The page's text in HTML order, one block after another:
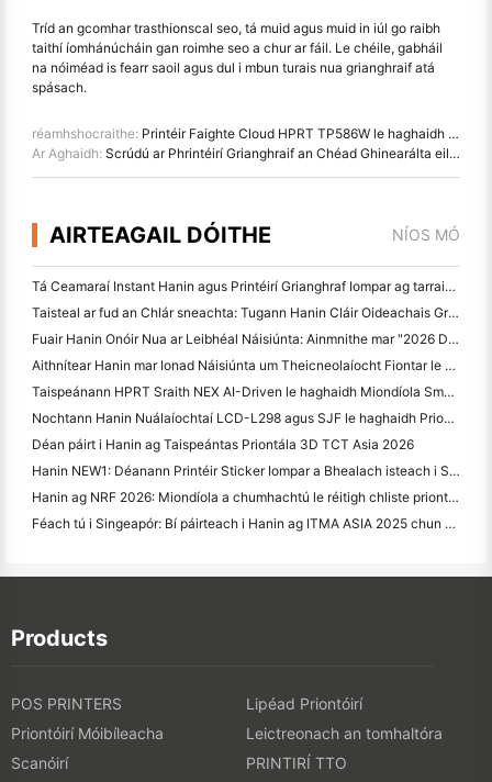
Tríd an gcomhar trasthionscal seo, tá muid agus muid in iúl go raibh
taithí íomhánúcháin gan roimhe seo a chur ar fáil. Le chéile, gabháil
na nóiméad is fearr saoil agus dul i mbun turais nua grianghraif atá
spásach.
réamhshocraithe: Printéir Faighte Cloud HPRT TP586W le haghaidh Orduithe Bia, Ar Fáil Anois!
Ar Aghaidh: Scrúdú ar Phrintéirí Grianghraif an Chéad Ghinearálta eile HPRT agus ar cheamaraí Láithreacha ag CES 2025
AIRTEAGAIL DÓITHE NÍOS MÓ
Tá Ceamaraí Instant Hanin agus Printéirí Grianghraf Iompar ag tarraingt spéis láidir ag IEAE Shenzhen 2026
Taisteal ar fud an Chlár sneachta: Tugann Hanin Cláir Oideachais Grianghrafadóireachta do Leanaí i Qamdo
Fuair Hanin Onóir Nua ar Leibhéal Náisiúnta: Ainmnithe mar "2026 Déanta sa tSín · Branda Iontaobhach ag Tomhaltóirí"
Aithnítear Hanin mar Ionad Náisiúnta um Theicneolaíocht Fiontar le haghaidh Ceannaireachta Nuálaíochta
Taispeánann HPRT Sraith NEX AI-Driven le haghaidh Miondíola Smart ag CHINASHOP 2026
Nochtann Hanin Nuálaíochtaí LCD-L298 agus SJF le haghaidh Priontála 3D Tionsclaíoch ag TCT Asia 2026
Déan páirt i Hanin ag Taispeántas Priontála 3D TCT Asia 2026
Hanin NEW1: Déanann Printéir Sticker Iompar a Bhealach isteach i Stóraí LOFT na Seapáine
Hanin ag NRF 2026: Miondíola a chumhachtú le réitigh chliste priontála iomlána
Féach tú i Singeapór: Bí páirteach i Hanin ag ITMA ASIA 2025 chun an Teicneolaíocht Phriontála Digiteach is déanaí a fheiceáil
Products
POS PRINTERS
Lipéad Priontóirí
Priontóirí Móibíleacha
Leictreonach an tomhaltóra
Scanóirí
PRINTIRÍ TTO